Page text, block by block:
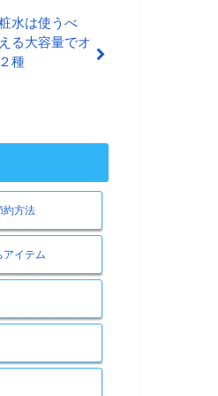
水は使うべ
る大容量でオ
種
約方法
アイテム